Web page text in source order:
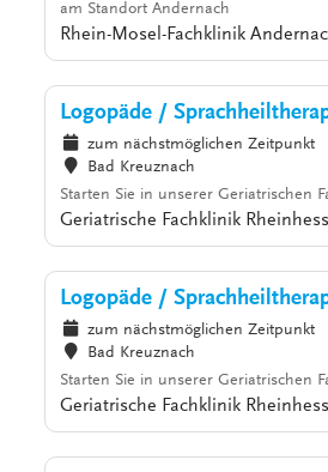
am Standort Andernach
Rhein-Mosel-Fachklinik
Logopäde /
zum nächstmöglichen Zeitpunkt
Bad Kreuznach
Starten Sie in unserer Geriatrischen
Geriatrische Fachklinik
Logopäde /
zum nächstmöglichen Zeitpunkt
Bad Kreuznach
Starten Sie in unserer Geriatrischen
Geriatrische Fachklinik